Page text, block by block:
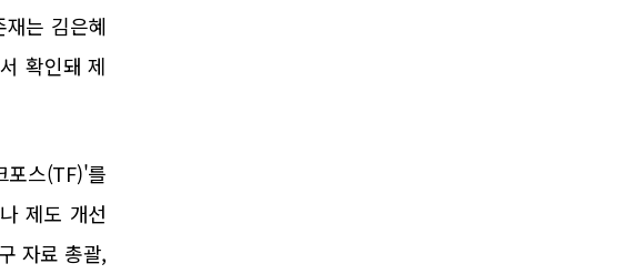
는 김은혜
확인돼 제
포스(TF)'를
제도 개선
자료 총괄,